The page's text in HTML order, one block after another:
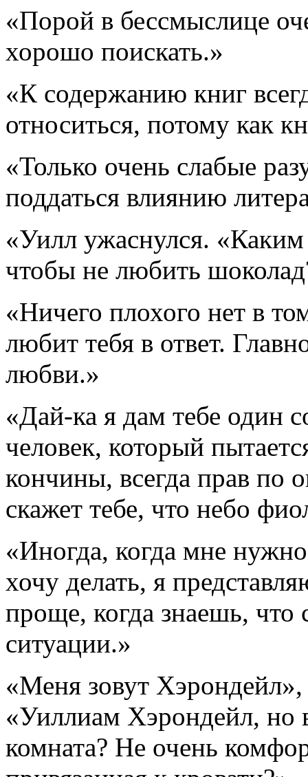
«Порой в бессмыслице
хорошо поискать.»
«К содержанию книг
относиться, потому как
«Только очень слабые
поддаться влиянию
«Уилл ужаснулся.
чтобы не любить
«Ничего плохого нет в
любит тебя в ответ.
любви.»
«Дай-ка я дам тебе один
человек, который
кончины, всегда прав по
скажет тебе, что небо
«Иногда, когда мне
хочу делать, я
проще, когда знаешь,
ситуации.»
«Меня зовут Хэрондейл»,
«Уиллиам Хэрондейл, но
комната? Не очень